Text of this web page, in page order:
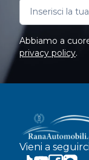
Abbiamo a
privacy policy.
Vieni a